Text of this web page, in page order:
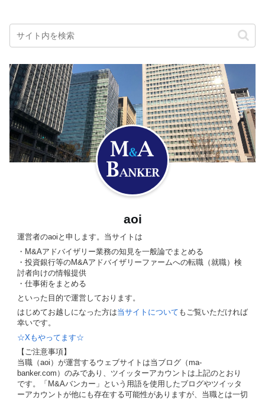
aoi
運営者のaoiと申します。当サイトは
・M&Aアドバイザリー業務の知見を一般論でまとめる
・投資銀行等のM&Aアドバイザリーファームへの転職（就職）検
討者向けの情報提供
・仕事術をまとめる
といった目的で運営しております。
はじめてお越しになった方は当サイトについて もご覧いただければ
幸いです。
☆Xもやってます☆
【ご注意事項】
当職（aoi）が運営するウェブサイトは当ブログ（ma-
banker.com）のみであり、ツイッターアカウントは上記のとおり
です。「M&Aバンカー」という用語を使用したブログやツイッタ
ーアカウントが他にも存在する可能性がありますが、当職とは一切